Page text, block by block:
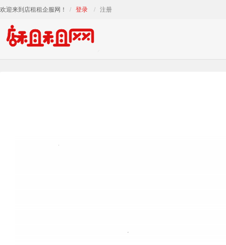
欢迎来到店租租企服网！ 登录 注册